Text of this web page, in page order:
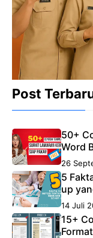
Post
50+
Word
26
5
up
14 Juli
15+